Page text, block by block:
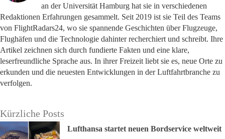
an der Universität Hamburg hat sie in verschiedenen
Redaktionen Erfahrungen gesammelt. Seit 2019 ist sie Teil des Teams
von FlightRadars24, wo sie spannende Geschichten über Flugzeuge,
Flughäfen und die Technologie dahinter recherchiert und schreibt. Ihre
Artikel zeichnen sich durch fundierte Fakten und eine klare,
leserfreundliche Sprache aus. In ihrer Freizeit liebt sie es, neue Orte zu
erkunden und die neuesten Entwicklungen in der Luftfahrtbranche zu
verfolgen.
Kürzliche Posts
Lufthansa startet neuen Bordservice weltweit